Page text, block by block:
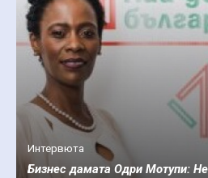
Интервюта
Бизнес дамата Одри Мотупи: Не